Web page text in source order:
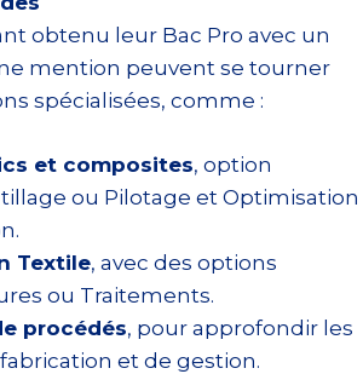
obtenu leur Bac Pro avec un
mention peuvent se tourner
spécialisées, comme :
et composites, option
ou Pilotage et Optimisation
Textile, avec des options
ou Traitements.
procédés, pour approfondir les
et de gestion.